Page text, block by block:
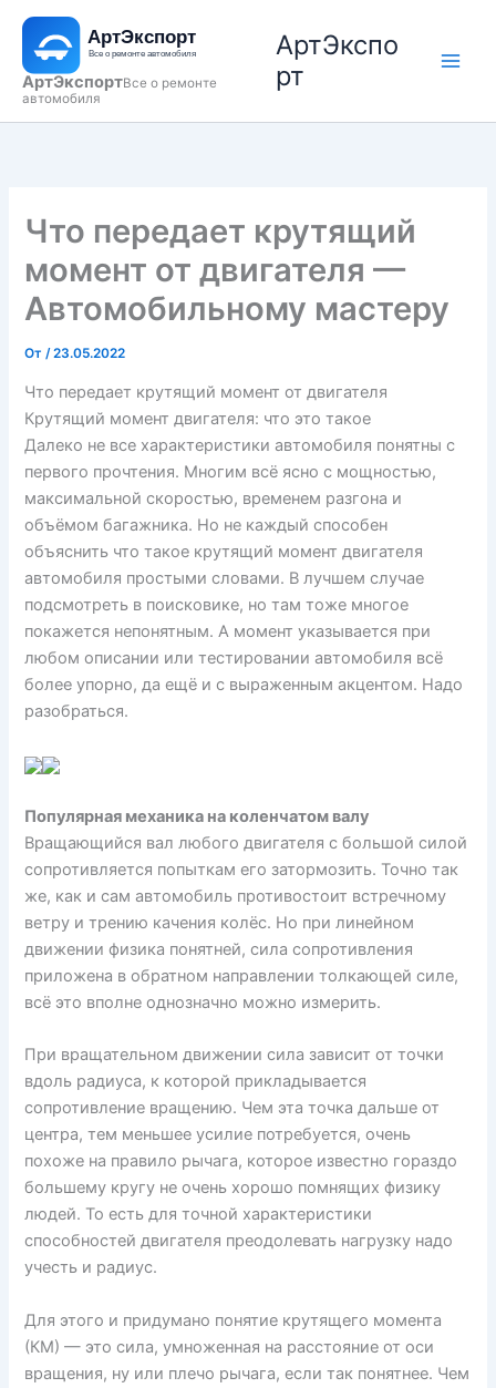
Перейти
содержимому
АртЭкспортВсе о ремонте
автомобиля
АртЭкспо
рт
Что передает крутящий
момент от двигателя —
Автомобильному мастеру
От /23.05.2022
Что передает крутящий момент от двигателя
Крутящий момент двигателя: что это такое
Далеко не все характеристики автомобиля понятны с
первого прочтения. Многим всё ясно с мощностью,
максимальной скоростью, временем разгона и
объёмом багажника. Но не каждый способен
объяснить что такое крутящий момент двигателя
автомобиля простыми словами. В лучшем случае
подсмотреть в поисковике, но там тоже многое
покажется непонятным. А момент указывается при
любом описании или тестировании автомобиля всё
более упорно, да ещё и с выраженным акцентом. Надо
разобраться.
Популярная механика на коленчатом валу
Вращающийся вал любого двигателя с большой силой
сопротивляется попыткам его затормозить. Точно так
же, как и сам автомобиль противостоит встречному
ветру и трению качения колёс. Но при линейном
движении физика понятней, сила сопротивления
приложена в обратном направлении толкающей силе,
всё это вполне однозначно можно измерить.
При вращательном движении сила зависит от точки
вдоль радиуса, к которой прикладывается
сопротивление вращению. Чем эта точка дальше от
центра, тем меньшее усилие потребуется, очень
похоже на правило рычага, которое известно гораздо
большему кругу не очень хорошо помнящих физику
людей. То есть для точной характеристики
способностей двигателя преодолевать нагрузку надо
учесть и радиус.
Для этого и придумано понятие крутящего момента
(КМ) — это сила, умноженная на расстояние от оси
вращения, ну или плечо рычага, если так понятнее. Чем